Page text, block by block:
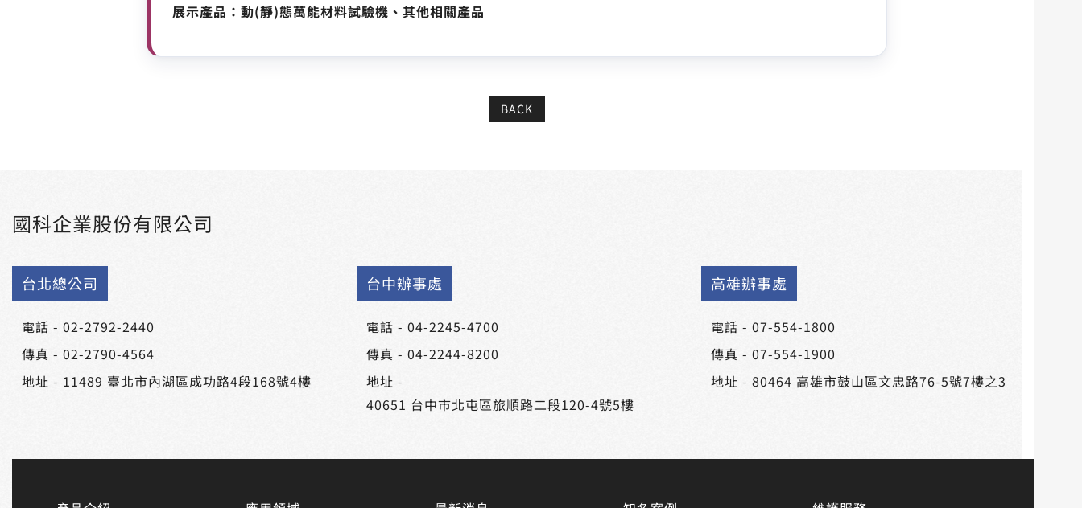
展示產品：動(靜)態萬能材料試驗機、其他相關產品
BACK
國科企業股份有限公司
台北總公司
電話 - 02-2792-2440
傳真 - 02-2790-4564
地址 - 11489 臺北市內湖區成功路4段168號4樓
台中辦事處
電話 - 04-2245-4700
傳真 - 04-2244-8200
地址 -
40651 台中市北屯區旅順路二段120-4號5樓
高雄辦事處
電話 - 07-554-1800
傳真 - 07-554-1900
地址 - 80464 高雄市鼓山區文忠路76-5號7樓之3